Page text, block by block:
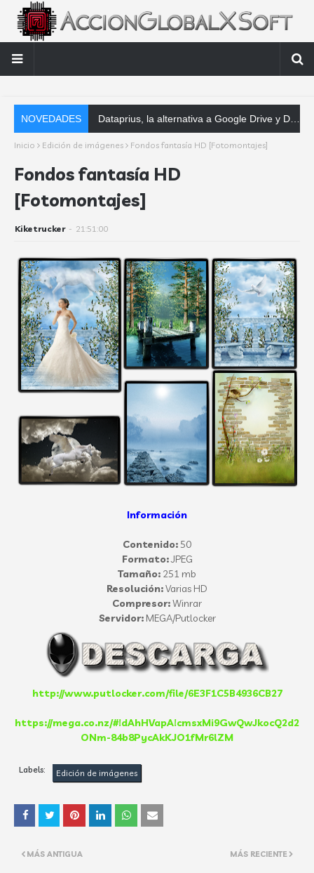
NOVEDADES Dataprius, la alternativa a Google Drive y Dropbox que las empresas deberían conocer
Inicio Edición de imágenes Fondos fantasía HD [Fotomontajes]
Fondos fantasía HD
[Fotomontajes]
Kiketrucker - 21:51:00
Información
Contenido: 50
Formato:JPEG
Tamaño: 251 mb
Resolución:Varias HD
Compresor:Winrar
Servidor:MEGA/Putlocker
http://www.putlocker.com/file/6E3F1C5B4936CB27
https://mega.co.nz/#!dAhHVapA!cmsxMi9GwQwJkocQ2d2
ONm-84b8PycAkKJO1fMr6lZM
Labels: Edición de imágenes
MÁS RECIENTE
MÁS ANTIGUA